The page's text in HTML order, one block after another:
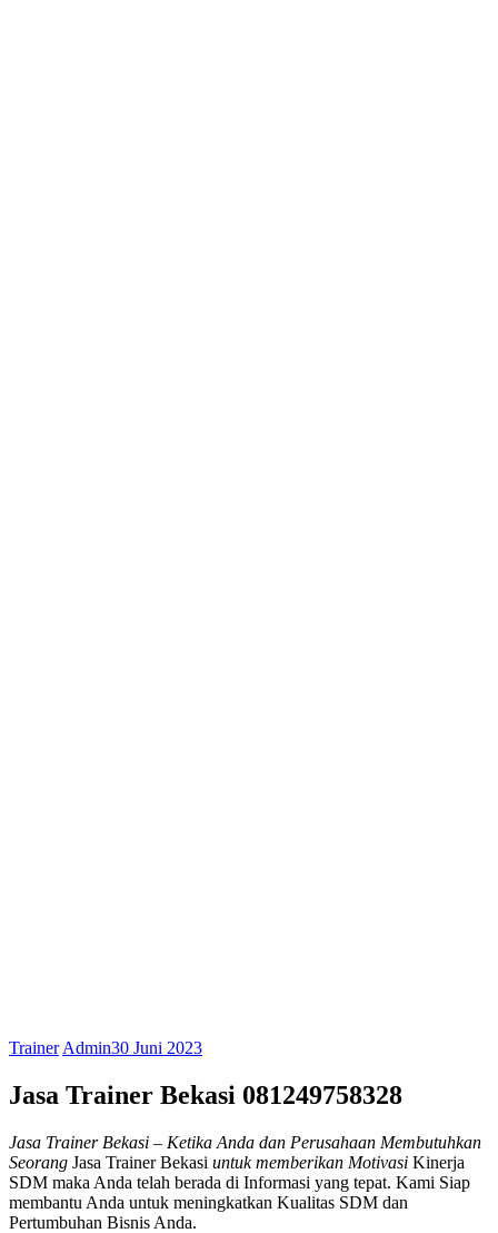
Trainer Admin30 Juni 2023
Jasa Trainer Bekasi 081249758328
Jasa Trainer Bekasi – Ketika Anda dan Perusahaan Membutuhkan
Seorang Jasa Trainer Bekasi untuk memberikan Motivasi Kinerja
SDM maka Anda telah berada di Informasi yang tepat. Kami Siap
membantu Anda untuk meningkatkan Kualitas SDM dan
Pertumbuhan Bisnis Anda.